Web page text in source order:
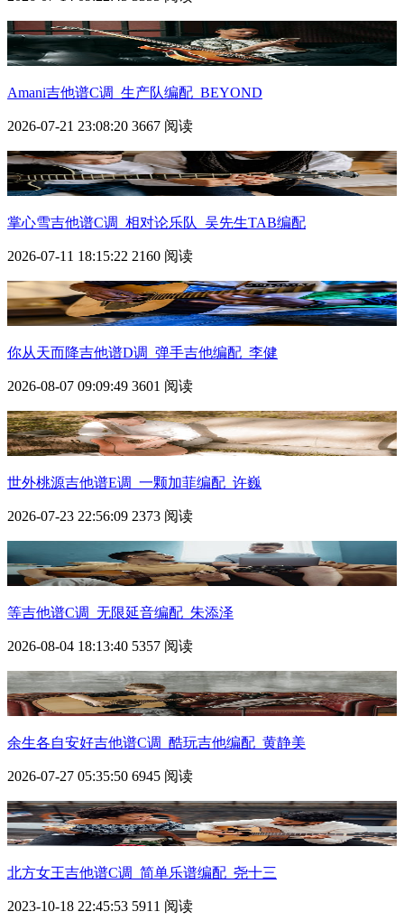
Amani吉他谱C调_生产队编配_BEYOND
2026-07-21 23:08:20 3667 阅读
掌心雪吉他谱C调_相对论乐队_吴先生TAB编配
2026-07-11 18:15:22 2160 阅读
你从天而降吉他谱D调_弹手吉他编配_李健
2026-08-07 09:09:49 3601 阅读
世外桃源吉他谱E调_一颗加菲编配_许巍
2026-07-23 22:56:09 2373 阅读
等吉他谱C调_无限延音编配_朱添泽
2026-08-04 18:13:40 5357 阅读
余生各自安好吉他谱C调_酷玩吉他编配_黄静美
2026-07-27 05:35:50 6945 阅读
北方女王吉他谱C调_简单乐谱编配_尧十三
2023-10-18 22:45:53 5911 阅读